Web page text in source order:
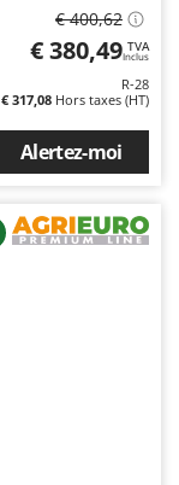
€ 400,62
€ 380,49 TVA
Inclus
R-28
€ 317,08 Hors taxes (HT)
Alertez-moi